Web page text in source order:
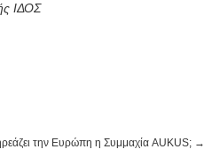
ΙΔΟΣ
την Ευρώπη η Συμμαχία AUKUS; →